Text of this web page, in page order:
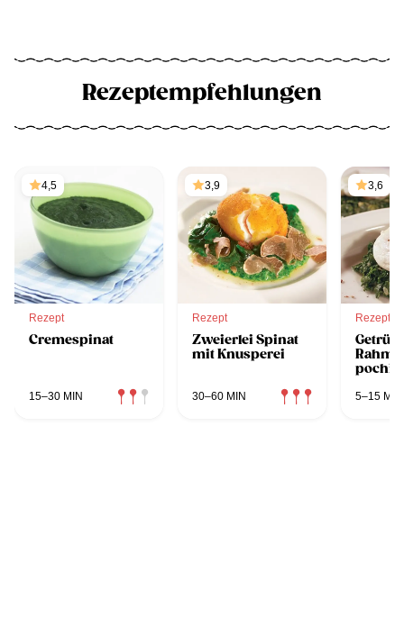
Rezeptempfehlungen
4,5
Rezept
Cremespinat
15–30 MIN
3,9
Rezept
Zweierlei Spinat
mit Knusperei
30–60 MIN
3,6
Rezept
5–15 MIN